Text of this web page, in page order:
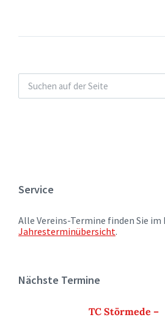
Service
Alle Vereins-Termine finden Sie im
Jahresterminübersicht.
Nächste Termine
TC Störmede –